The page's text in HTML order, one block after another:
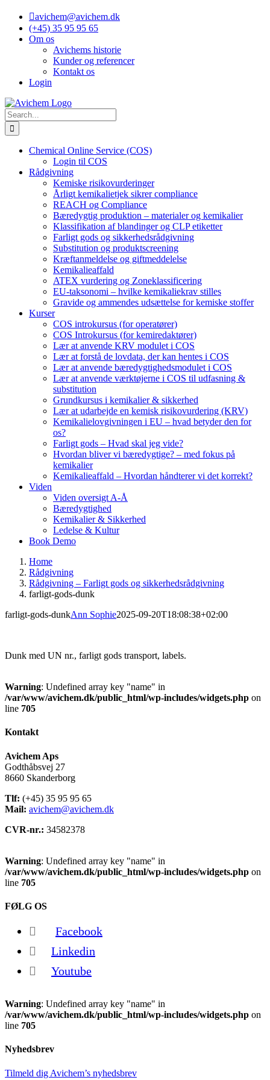
Skip
content
avichem@avichem.dk
(+45) 35 95 95 65
Om os
Avichems historie
Kunder og referencer
Kontakt os
Login
Search
for:
Chemical Online Service (COS)
Login til COS
Rådgivning
Kemiske risikovurderinger
Årligt kemikalietjek sikrer compliance
REACH og Compliance
Bæredygtig produktion – materialer og kemikalier
Klassifikation af blandinger og CLP etiketter
Farligt gods og sikkerhedsrådgivning
Substitution og produktscreening
Kræftanmeldelse og giftmeddelelse
Kemikalieaffald
ATEX vurdering og Zoneklassificering
EU-taksonomi – hvilke kemikaliekrav stilles
Gravide og ammendes udsættelse for kemiske stoffer
Kurser
COS introkursus (for operatører)
COS Introkursus (for kemiredaktører)
Lær at anvende KRV modulet i COS
Lær at forstå de lovdata, der kan hentes i COS
Lær at anvende bæredygtighedsmodulet i COS
Lær at anvende værktøjerne i COS til udfasning &
substitution
Grundkursus i kemikalier & sikkerhed
Lær at udarbejde en kemisk risikovurdering (KRV)
Kemikalielovgivningen i EU – hvad betyder den for
os?
Farligt gods – Hvad skal jeg vide?
Hvordan bliver vi bæredygtige? – med fokus på
kemikalier
Kemikalieaffald – Hvordan håndterer vi det korrekt?
Viden
Viden oversigt A-Å
Bæredygtighed
Kemikalier & Sikkerhed
Ledelse & Kultur
Book Demo
Home
Rådgivning
Rådgivning – Farligt gods og sikkerhedsrådgivning
farligt-gods-dunk
farligt-gods-dunkAnn Sophie2025-09-20T18:08:38+02:00
Dunk med UN nr., farligt gods transport, labels.
Warning: Undefined array key "name" in
/var/www/avichem.dk/public_html/wp-includes/widgets.php on
line 705
Kontakt
Avichem Aps
Godthåbsvej 27
8660 Skanderborg
Tlf: (+45) 35 95 95 65
Mail: avichem@avichem.dk
CVR-nr.: 34582378
Warning: Undefined array key "name" in
/var/www/avichem.dk/public_html/wp-includes/widgets.php on
line 705
FØLG OS
Facebook
Linkedin
Youtube
Warning: Undefined array key "name" in
/var/www/avichem.dk/public_html/wp-includes/widgets.php on
line 705
Nyhedsbrev
Tilmeld dig Avichem’s nyhedsbrev